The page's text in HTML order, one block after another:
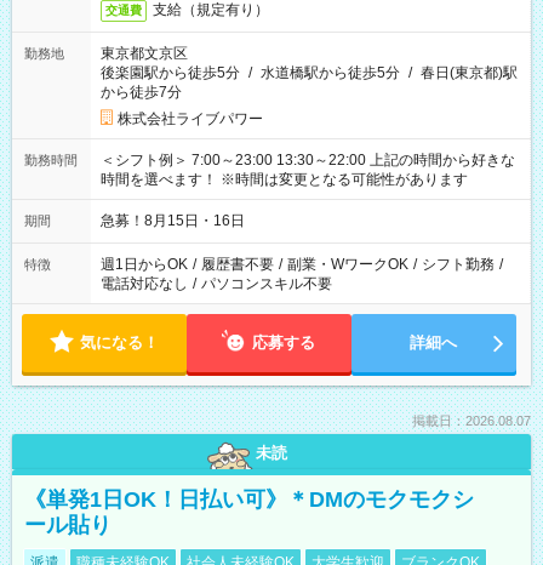
交通費 支給（規定有り）
勤務地
東京都文京区
後楽園駅から徒歩5分 / 水道橋駅から徒歩5分 / 春日(東京都)駅
から徒歩7分
株式会社ライブパワー
勤務時間
＜シフト例＞ 7:00～23:00 13:30～22:00 上記の時間から好きな
時間を選べます！ ※時間は変更となる可能性があります
期間 急募！8月15日・16日
特徴 週1日からOK / 履歴書不要 / 副業・WワークOK / シフト勤務 /
電話対応なし / パソコンスキル不要
気になる！ 応募する 詳細へ
掲載日：2026.08.07
未読
《単発1日OK！日払い可》＊DMのモクモクシ
ール貼り